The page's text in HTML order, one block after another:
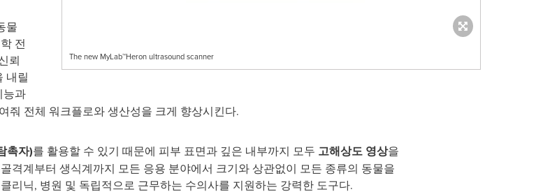
The new MyLab™Heron ultrasound scanner
물
전
뢰
내릴
능과
줘 전체 워크플로와 생산성을 크게 향상시킨다.
촉자)를 활용할 수 있기 때문에 피부 표면과 깊은 내부까지 모두 고해상도 영상을
격계부터 생식계까지 모든 응용 분야에서 크기와 상관없이 모든 종류의 동물을
리닉, 병원 및 독립적으로 근무하는 수의사를 지원하는 강력한 도구다.